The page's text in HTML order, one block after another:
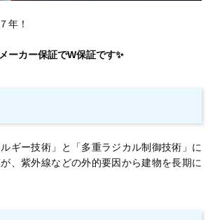
年！
ーカー保証でW保証です✨
ルギー技術」と「多重ラジカル制御技術」に
、紫外線などの外的要因から建物を長期に